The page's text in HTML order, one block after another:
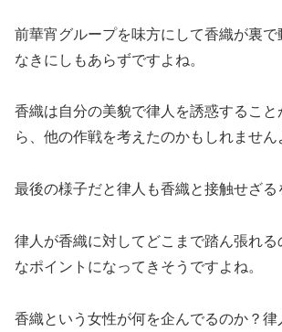
前華宵グループを味方にして香織が裏で
なきにしもあらずですよね。
香織は自分の美貌で律人を誘惑するこ
ら、他の作戦を考えたのかもしれません
最後の様子だと律人も香織と接触せざる
律人が香織に対してどこまで踏ん張れ
なポイントになってきそうですよね。
香織という女性が何を企んでるのか？